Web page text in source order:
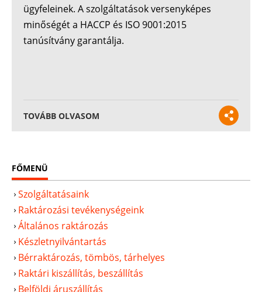
ügyfeleinek. A szolgáltatások versenyképes
minőségét a HACCP és ISO 9001:2015
tanúsítvány garantálja.
TOVÁBB OLVASOM
FŐMENÜ
Szolgáltatásaink
Raktározási tevékenységeink
Általános raktározás
Készletnyilvántartás
Bérraktározás, tömbös, tárhelyes
Raktári kiszállítás, beszállítás
Belföldi áruszállítás